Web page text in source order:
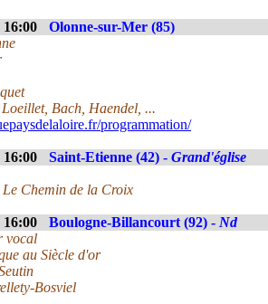
16:00
Olonne-sur-Mer (85)
Bach, Haendel, ...
programmation/
16:00 Saint-Etienne (42) - Grand'église
Chemin de la Croix
16:00 Boulogne-Billancourt (92) - Nd
vocal
au Siècle d'or
Bosviel